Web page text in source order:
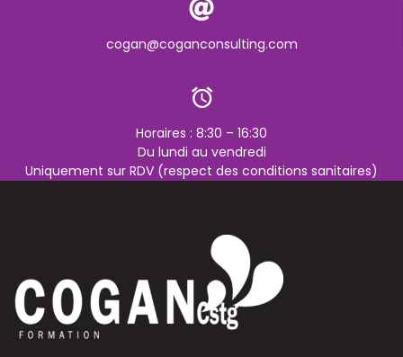
cogan@coganconsulting.com
Horaires : 8:30 – 16:30
Du lundi au vendredi
Uniquement sur RDV (respect des conditions sanitaires)